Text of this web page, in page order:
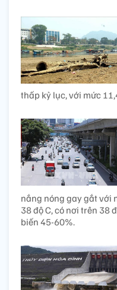
thấp kỷ lục, với mức
nắng nóng gay gắt với
38 độ C, có nơi trên 38
biến 45-60%.